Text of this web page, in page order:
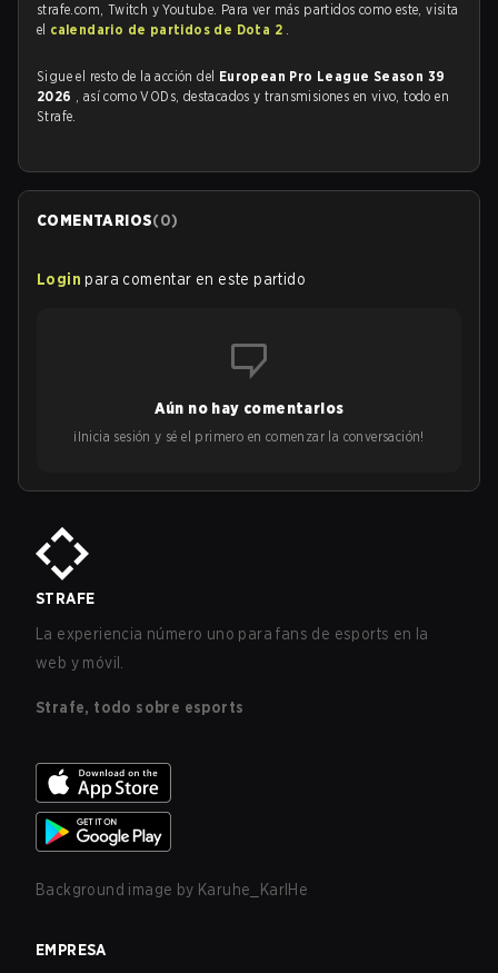
strafe.com, Twitch y Youtube. Para ver más partidos como este, visita
el calendario de partidos de Dota 2 .
Sigue el resto de la acción del European Pro League Season 39
2026 , así como VODs, destacados y transmisiones en vivo, todo en
Strafe.
COMENTARIOS(0)
Login para comentar en este partido
Aún no hay comentarios
¡Inicia sesión y sé el primero en comenzar la conversación!
STRAFE
La experiencia número uno para fans de esports en la
web y móvil.
Strafe, todo sobre esports
Background image by Karuhe_KarlHe
EMPRESA